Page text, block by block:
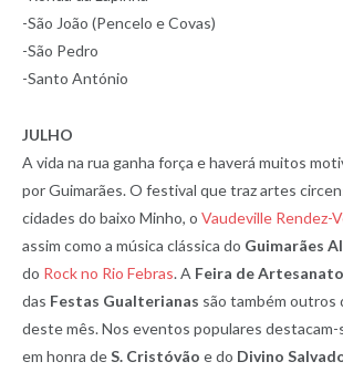
-São João (Pencelo e Covas)
-São Pedro
-Santo António
JULHO
A vida na rua ganha força e haverá muitos
por Guimarães. O festival que traz artes
cidades do baixo Minho, o Vaudeville Rendez-
assim como a música clássica do Guimarães
do Rock no Rio Febras. A Feira de Artesanato
das Festas Gualterianas são também
deste mês. Nos eventos populares destacam-
em honra deS. Cristóvão e do Divino